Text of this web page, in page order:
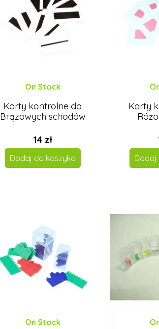
On Stock
Karty kontrolne do
Brązowych schodów
14 zł
Dodaj do koszyka
Karty
Dodaj
On Stock